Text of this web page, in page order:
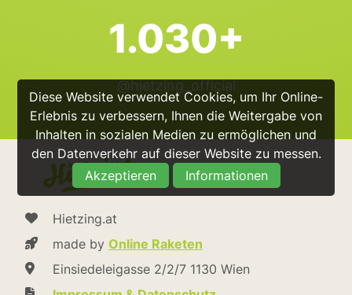
Diese Website verwendet Cookies, um Ihr Online-
Erlebnis zu verbessern, Ihnen die Weitergabe von
Inhalten in sozialen Medien zu ermöglichen und
den Datenverkehr auf dieser Website zu messen.
Akzeptieren
Informationen
1.030+
@hietzing_official
Hietzing.at
made by Online Raketen
Einsiedeleigasse 2/2/7 1130 Wien